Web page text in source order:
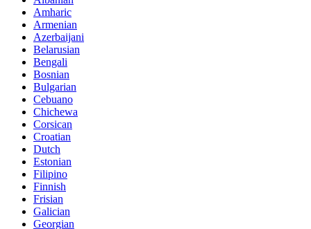
Amharic
Armenian
Azerbaijani
Belarusian
Bengali
Bosnian
Bulgarian
Cebuano
Chichewa
Corsican
Croatian
Dutch
Estonian
Filipino
Finnish
Frisian
Galician
Georgian